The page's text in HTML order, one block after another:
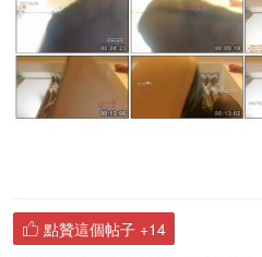
 點贊這個帖子 +14